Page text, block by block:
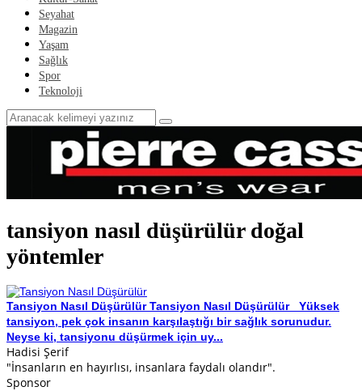
Seyahat
Magazin
Yaşam
Sağlık
Spor
Teknoloji
tansiyon nasıl düşürülür doğal
yöntemler
Tansiyon Nasıl Düşürülür Tansiyon Nasıl Düşürülür Yüksek
tansiyon, pek çok insanın karşılaştığı bir sağlık sorunudur.
Neyse ki, tansiyonu düşürmek için uy...
Hadisi Şerif
"İnsanların en hayırlısı, insanlara faydalı olandır".
Sponsor